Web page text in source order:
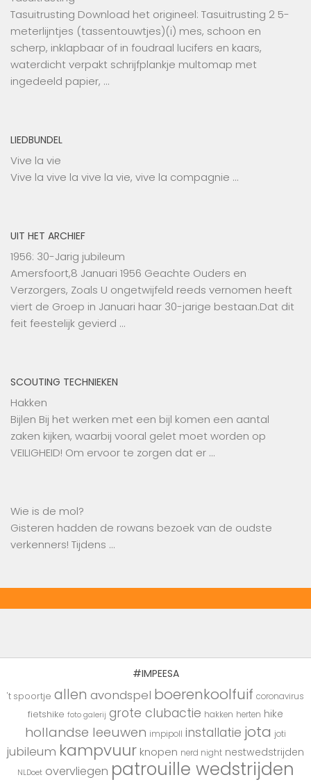
Tasuitrusting Download het origineel: Tasuitrusting 2 5-
meterlijntjes (tassentouwtjes)(i) mes, schoon en
scherp, inklapbaar of in foudraal lucifers en kaars,
waterdicht verpakt schrijfplankje multomap met
ingedeeld papier, …
LIEDBUNDEL
Vive la vie
Vive la vive la vive la vie, vive la compagnie …
UIT HET ARCHIEF
1956: 30-Jarig jubileum
Amersfoort,8 Januari 1956 Geachte Ouders en
Verzorgers, Zoals U ongetwijfeld reeds vernomen heeft
viert de Groep in Januari haar 30-jarige bestaan.Dat dit
feit feestelijk gevierd …
SCOUTING TECHNIEKEN
Hakken
Bijlen Bij het werken met een bijl komen een aantal
zaken kijken, waarbij vooral gelet moet worden op
VEILIGHEID! Om ervoor te zorgen dat er …
Wie is de mol?
Gisteren hadden de rowans bezoek van de oudste
verkenners! Tijdens …
#IMPEESA
't spoortje allen avondspel boerenkoolfuif coronavirus
fietshike foto galerij grote clubactie hakken herten hike
hollandse leeuwen impipoll installatie jota joti
jubileum kampvuur knopen nerd night nestwedstrijden
NLDoet overvliegen patrouille wedstrijden